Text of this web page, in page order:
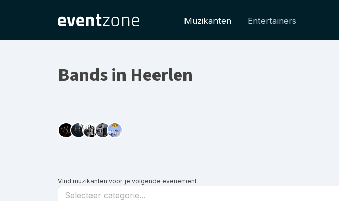
Muzikanten Entertainers
Bands in Heerlen
Vind muzikanten voor je volgende evenement
Selecteer categorie...